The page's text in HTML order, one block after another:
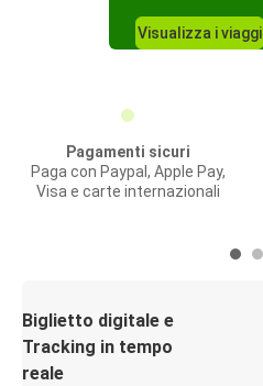
Visualizza i viaggi
Pagamenti sicuri
Paga con Paypal, Apple Pay,
Visa e carte internazionali
Biglietto digitale e
Tracking in tempo
reale